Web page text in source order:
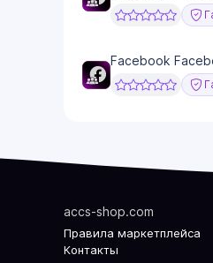
Facebook
accs-shop.com
Правила маркетплейса
Контакты